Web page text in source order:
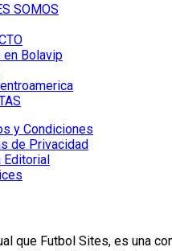
SOMOS
en Bolavip
y Condiciones
de Privacidad
Editorial
que Futbol Sites, es una